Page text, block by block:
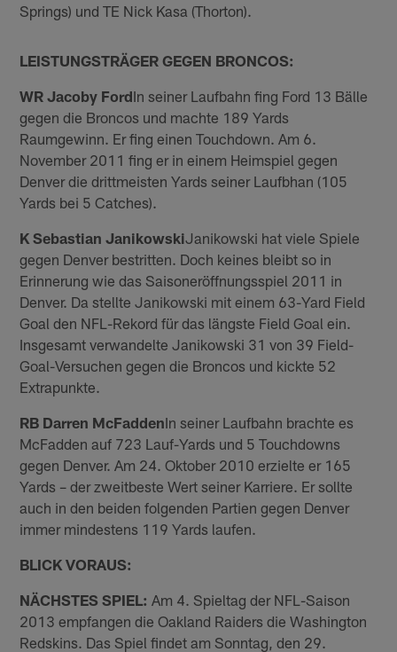
Springs) und TE Nick Kasa (Thorton).
LEISTUNGSTRÄGER GEGEN BRONCOS:
WR Jacoby FordIn seiner Laufbahn fing Ford 13 Bälle
gegen die Broncos und machte 189 Yards
Raumgewinn. Er fing einen Touchdown. Am 6.
November 2011 fing er in einem Heimspiel gegen
Denver die drittmeisten Yards seiner Laufbhan (105
Yards bei 5 Catches).
K Sebastian JanikowskiJanikowski hat viele Spiele
gegen Denver bestritten. Doch keines bleibt so in
Erinnerung wie das Saisoneröffnungsspiel 2011 in
Denver. Da stellte Janikowski mit einem 63-Yard Field
Goal den NFL-Rekord für das längste Field Goal ein.
Insgesamt verwandelte Janikowski 31 von 39 Field-
Goal-Versuchen gegen die Broncos und kickte 52
Extrapunkte.
RB Darren McFaddenIn seiner Laufbahn brachte es
McFadden auf 723 Lauf-Yards und 5 Touchdowns
gegen Denver. Am 24. Oktober 2010 erzielte er 165
Yards – der zweitbeste Wert seiner Karriere. Er sollte
auch in den beiden folgenden Partien gegen Denver
immer mindestens 119 Yards laufen.
BLICK VORAUS:
NÄCHSTES SPIEL: Am 4. Spieltag der NFL-Saison
2013 empfangen die Oakland Raiders die Washington
Redskins. Das Spiel findet am Sonntag, den 29.